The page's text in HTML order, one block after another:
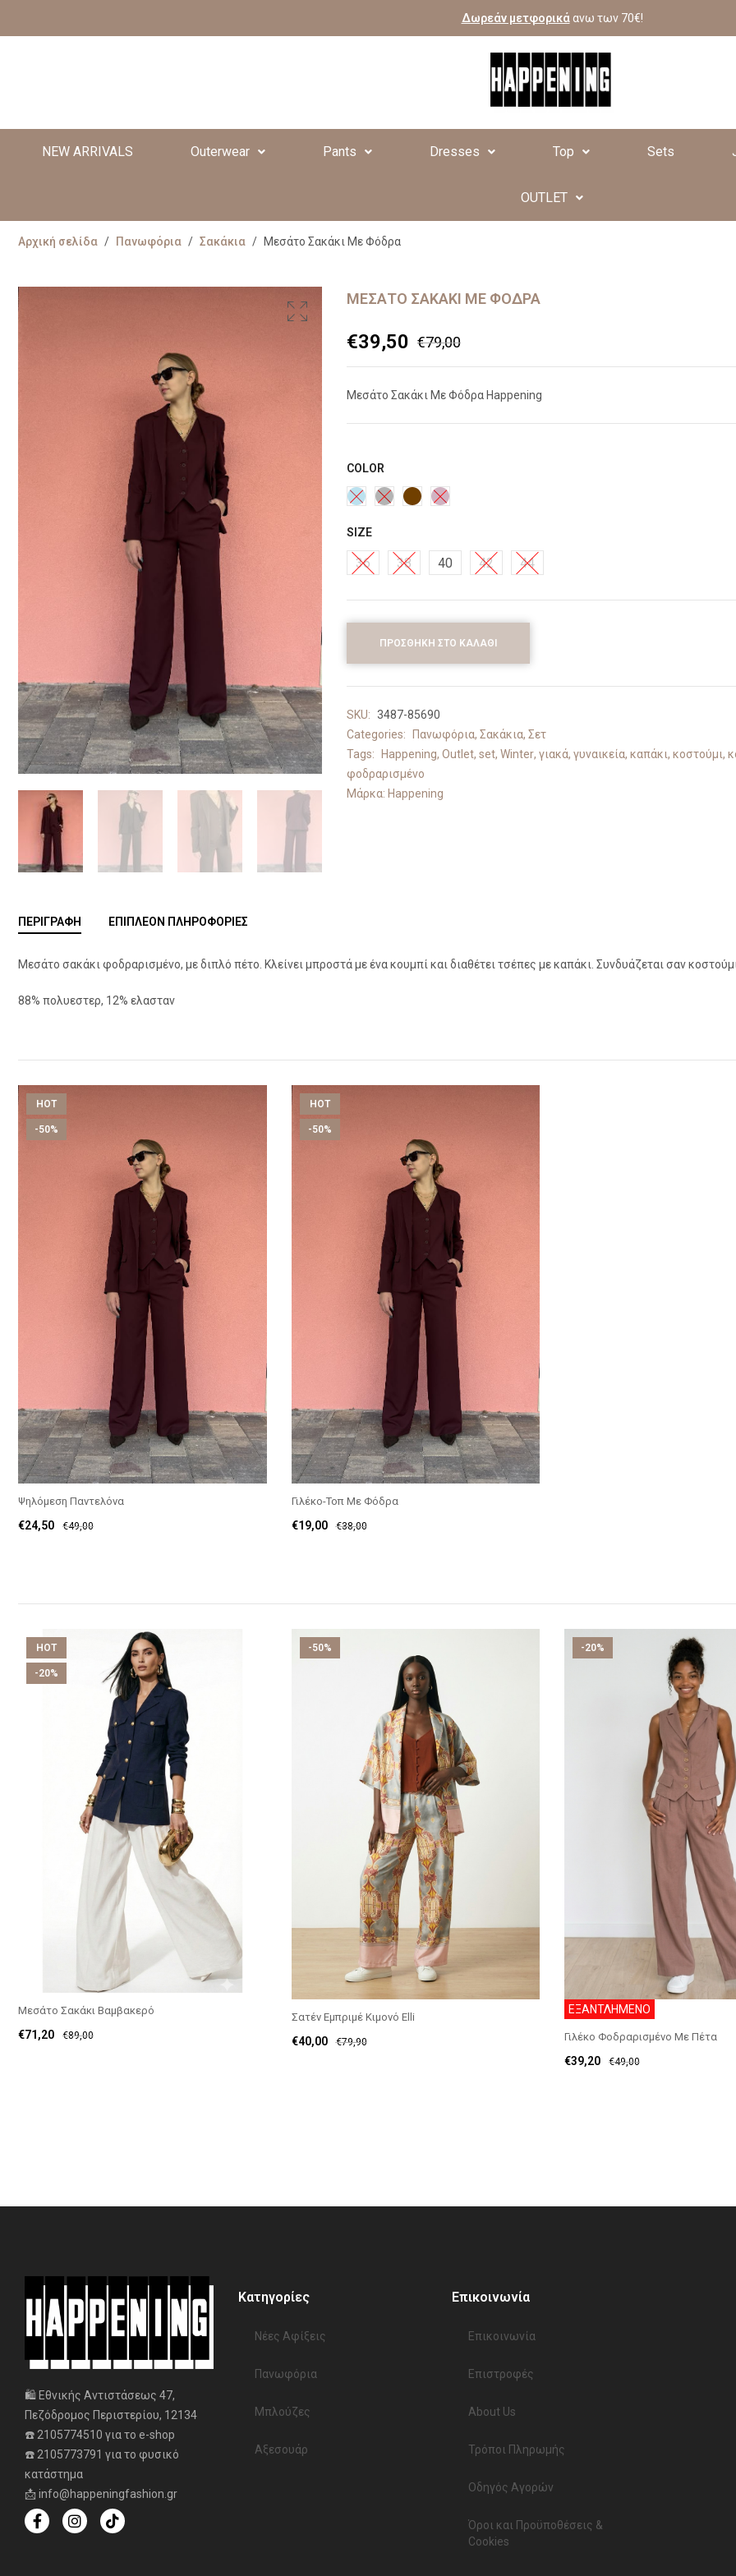
Δωρεάν μετφορικάανω των 70€!
NEW ARRIVALS Outerwear Pants Dresses Top Sets
OUTLET
Αρχική σελίδα / Πανωφόρια / Σακάκια / Μεσάτο Σακάκι Με Φόδρα
ΜΕΣΆΤΟ ΣΑΚΆΚΙ ΜΕ ΦΌΔΡΑ
€79,00
€39,50
Μεσάτο Σακάκι Με Φόδρα Happening
COLOR
SIZE
36 38 40 42 44
ΠΡΟΣΘΉΚΗ ΣΤΟ ΚΑΛΆΘΙ
SKU: 3487-85690
Categories:
Πανωφόρια, Σακάκια, Σετ
Tags:
Happening, Outlet, set, Winter, γιακά, γυναικεία, καπάκι, κοστούμι,
φοδραρισμένο
Μάρκα: Happening
ΠΕΡΙΓΡΑΦΉ ΕΠΙΠΛΈΟΝ ΠΛΗΡΟΦΟΡΊΕΣ
Μεσάτο σακάκι φοδραρισμένο, με διπλό πέτο. Κλείνει μπροστά με ένα κουμπί και διαθέτει τσέπες με καπάκι. Συνδυάζεται σαν
88% πολυεστερ, 12% ελασταν
HOT
-50%
Ψηλόμεση Παντελόνα
€49,00
€24,50
HOT
-50%
Γιλέκο-Τοπ Με Φόδρα
€38,00
€19,00
HOT
-20%
Μεσάτο Σακάκι Βαμβακερό
€89,00
€71,20
-50%
Σατέν Εμπριμέ Κιμονό Elli
€79,90
€40,00
-20%
ΕΞΑΝΤΛΗΜΕΝΟ
Γιλέκο Φοδραρισμένο Με Πέτα
€49,00
€39,20
🛍️ Εθνικής Αντιστάσεως 47,
Πεζόδρομος Περιστερίου, 12134
☎️ 2105774510 για το e-shop
☎️ 2105773791 για το φυσικό
κατάστημα
📩 info@happeningfashion.gr
Κατηγορίες
Νέες Αφίξεις
Πανωφόρια
Μπλούζες
Αξεσουάρ
Επικοινωνία
Επικοινωνία​
Επιστροφές
About Us
Τρόποι Πληρωμής
Οδηγός Αγορών
Όροι και Προϋποθέσεις &
Cookies